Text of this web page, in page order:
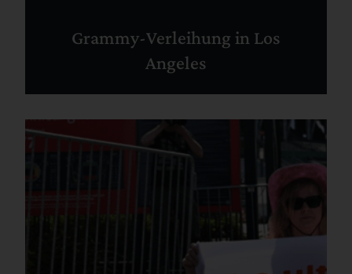
Grammy-Verleihung in Los
Angeles